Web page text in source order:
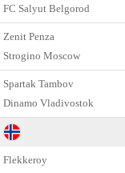
FC Salyut Belgorod
Zenit Penza
Strogino Moscow
Spartak Tambov
Dinamo Vladivostok
Flekkeroy